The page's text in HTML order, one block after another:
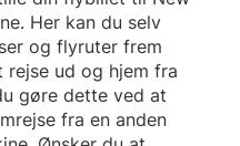
Her kan du selv
og flyruter frem
ud og hjem fra
gøre dette ved at
fra en anden